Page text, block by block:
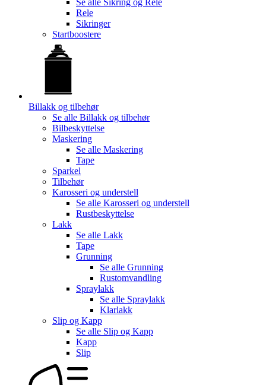
Rele
Sikringer
Startboostere
Billakk og tilbehør
Se alle Billakk og tilbehør
Bilbeskyttelse
Maskering
Se alle Maskering
Tape
Sparkel
Tilbehør
Karosseri og understell
Se alle Karosseri og understell
Rustbeskyttelse
Lakk
Se alle Lakk
Tape
Grunning
Se alle Grunning
Rustomvandling
Spraylakk
Se alle Spraylakk
Klarlakk
Slip og Kapp
Se alle Slip og Kapp
Kapp
Slip